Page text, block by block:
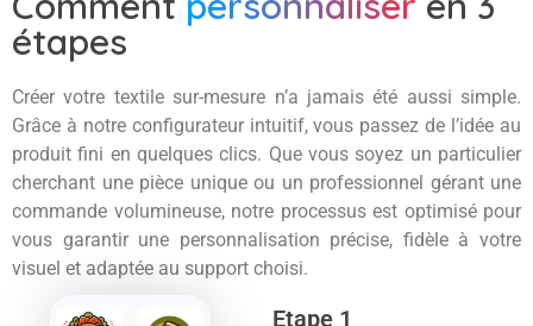
étapes
Créer votre textile sur-mesure n’a jamais été aussi simple.
Grâce à notre configurateur intuitif, vous passez de l’idée au
produit fini en quelques clics. Que vous soyez un particulier
cherchant une pièce unique ou un professionnel gérant une
commande volumineuse, notre processus est optimisé pour
vous garantir une personnalisation précise, fidèle à votre
visuel et adaptée au support choisi.
Etape 1